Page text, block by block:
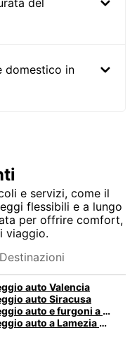
del
domestico in
e servizi, come il
flessibili e a lungo
per offrire comfort,
viaggio.
auto Valencia
auto Siracusa
Noleggio auto e furgoni a Pescara
Noleggio auto a Lamezia Terme, Italia